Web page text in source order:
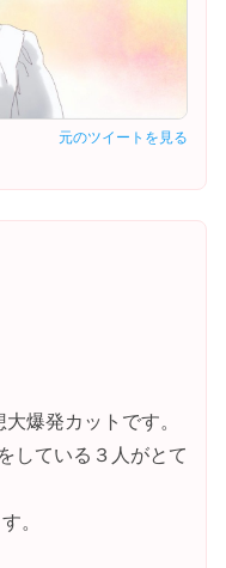
元のツイートを見る
爆発カットです。
している３人がとて
。